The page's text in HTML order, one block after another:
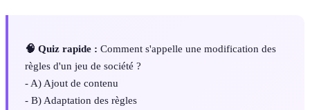
🧠 Quiz rapide : Comment s'appelle une modification des
règles d'un jeu de société ?
- A) Ajout de contenu
- B) Adaptation des règles